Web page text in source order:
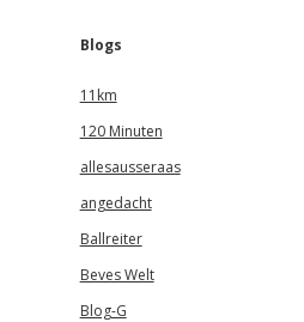
Blogs
11km
120 Minuten
allesausseraas
angedacht
Ballreiter
Beves Welt
Blog-G